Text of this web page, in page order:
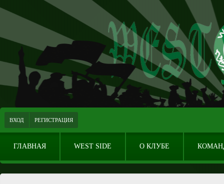
ВХОД РЕГИСТРАЦИЯ
ГЛАВНАЯ WEST SIDE О КЛУБЕ